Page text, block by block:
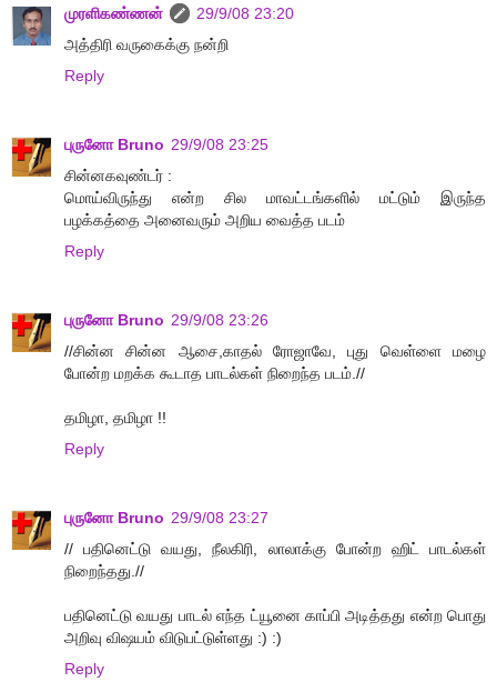
முரளிகண்ணன்
29/9/08 23:20
அத்திரி வருகைக்கு நன்றி
Reply
புருனோ Bruno 29/9/08 23:25
சின்னகவுண்டர் :
மொய்விருந்து என்ற சில மாவட்டங்களில் மட்டும் இருந்த
பழக்கத்தை அனைவரும் அறிய வைத்த படம்
Reply
புருனோ Bruno 29/9/08 23:26
//சின்ன சின்ன ஆசை,காதல் ரோஜாவே, புது வெள்ளை மழை
போன்ற மறக்க கூடாத பாடல்கள் நிறைந்த படம்.//
தமிழா, தமிழா !!
Reply
புருனோ Bruno 29/9/08 23:27
// பதினெட்டு வயது, நீலகிரி, லாலாக்கு போன்ற ஹிட் பாடல்கள்
நிறைந்தது.//
பதினெட்டு வயது பாடல் எந்த ட்யூனை காப்பி அடித்தது என்ற பொது
அறிவு விஷயம் விடுபட்டுள்ளது :) :)
Reply